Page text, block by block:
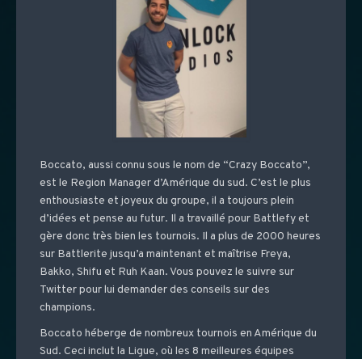
Boccato, aussi connu sous le nom de “Crazy Boccato”,
est le Region Manager d’Amérique du sud. C’est le plus
enthousiaste et joyeux du groupe, il a toujours plein
d’idées et pense au futur. Il a travaillé pour Battlefy et
gère donc très bien les tournois. Il a plus de 2000 heures
sur Battlerite jusqu’a maintenant et maîtrise Freya,
Bakko, Shifu et Ruh Kaan. Vous pouvez le suivre sur
Twitter pour lui demander des conseils sur des
champions.
Boccato héberge de nombreux tournois en Amérique du
Sud. Ceci inclut la Ligue, où les 8 meilleures équipes